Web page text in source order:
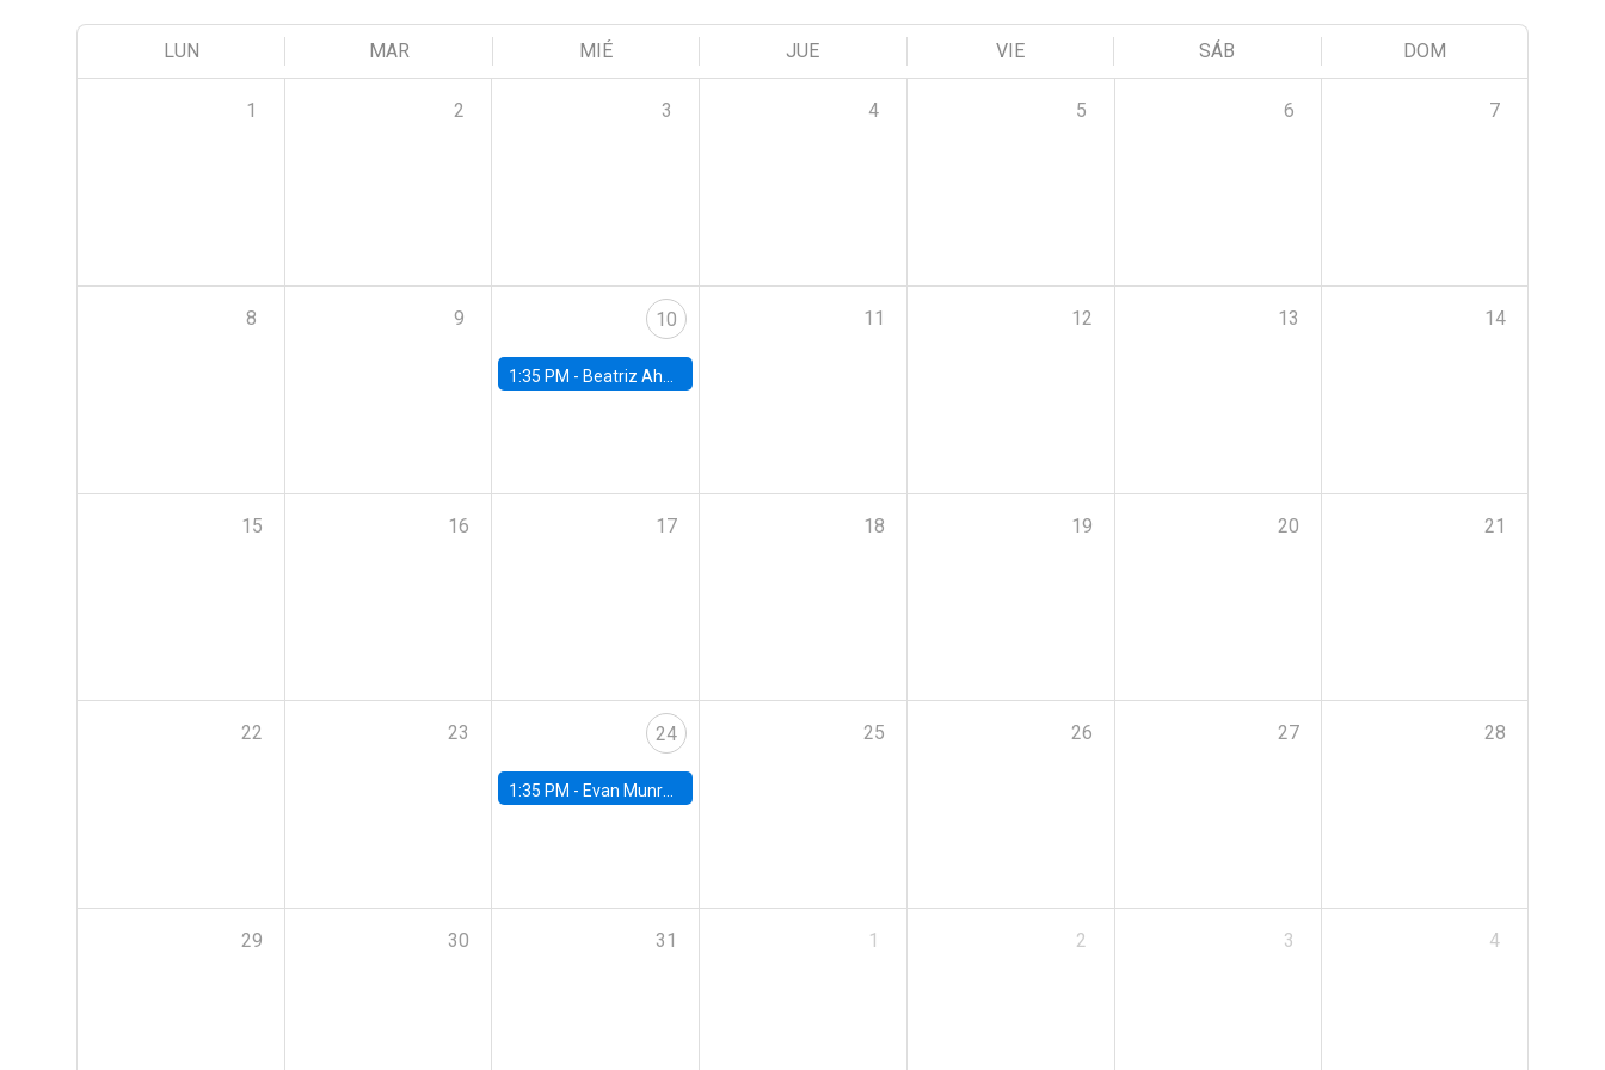
LUN MAR MIÉ JUE VIE SÁB DOM
1 2 3 4 5 6 7
8 9 10
1:35 PM - Beatriz Ahumada, PhD candidate, Universidad de Pittsburgh
11 12 13 14
15 16 17 18 19 20 21
22 23 24
1:35 PM - Evan Munro, Neyman Visiting Assistant Professor in the Department of Statistics at UC Berkeley
25 26 27 28
29 30 31 1 2 3 4